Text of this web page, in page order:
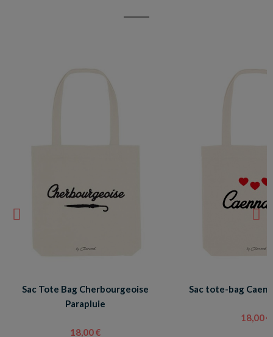
Sac Tote Bag Cherbourgeoise
Parapluie
18,00 €
Sac tote-bag
18,00 €